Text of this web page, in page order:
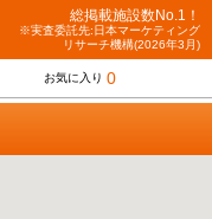
総掲載施設数No.1！
※実査委託先:日本マーケティング
リサーチ機構(2026年3月)
お気に入り 0